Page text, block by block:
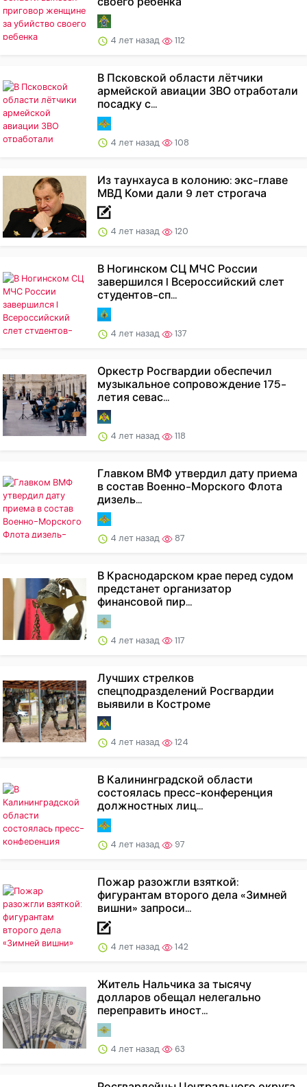
4 лет назад 112
В Псковской области лётчики
армейской авиации ЗВО отработали
посадку с...
4 лет назад 108
Из таунхауса в колонию: экс-главе
МВД Коми дали 9 лет строгача
4 лет назад 120
В Ногинском СЦ МЧС России
завершился I Всероссийский слет
студентов-сп...
4 лет назад 137
Оркестр Росгвардии обеспечил
музыкальное сопровождение 175-
летия севас...
4 лет назад 118
Главком ВМФ утвердил дату приема
в состав Военно-Морского Флота
дизель...
4 лет назад 87
В Краснодарском крае перед судом
предстанет организатор
финансовой пир...
4 лет назад 117
Лучших стрелков
спецподразделений Росгвардии
выявили в Костроме
4 лет назад 124
В Калининградской области
состоялась пресс-конференция
должностных лиц...
4 лет назад 97
Пожар разожгли взяткой:
фигурантам второго дела «Зимней
вишни» запроси...
4 лет назад 142
Житель Нальчика за тысячу
долларов обещал нелегально
переправить иност...
4 лет назад 63